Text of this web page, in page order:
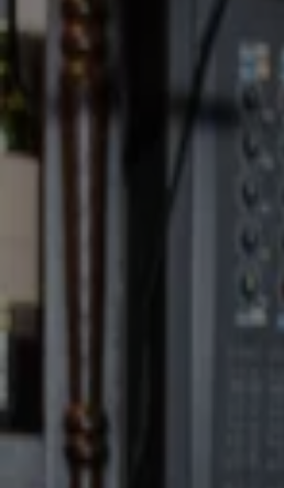
Misdaad
Holleeder: bedreigingen zussen 'verzinsels en
13 okt 2020, 10:45
12 okt 2020, 11:49
Astrid Holleeder richt zich rechtstreeks tot broer
Astrid en Sonja Holleeder doodsbang na mogelijke
Burgemeester blikt terug op drama Ruinerwold
10 okt 2020, 14:08
Familie Nicky Verstappen kan Jos B. aankijken
7 okt 2020, 13:31
Eis: celstraf ex-hoofdredacteur Gaykrant wegens